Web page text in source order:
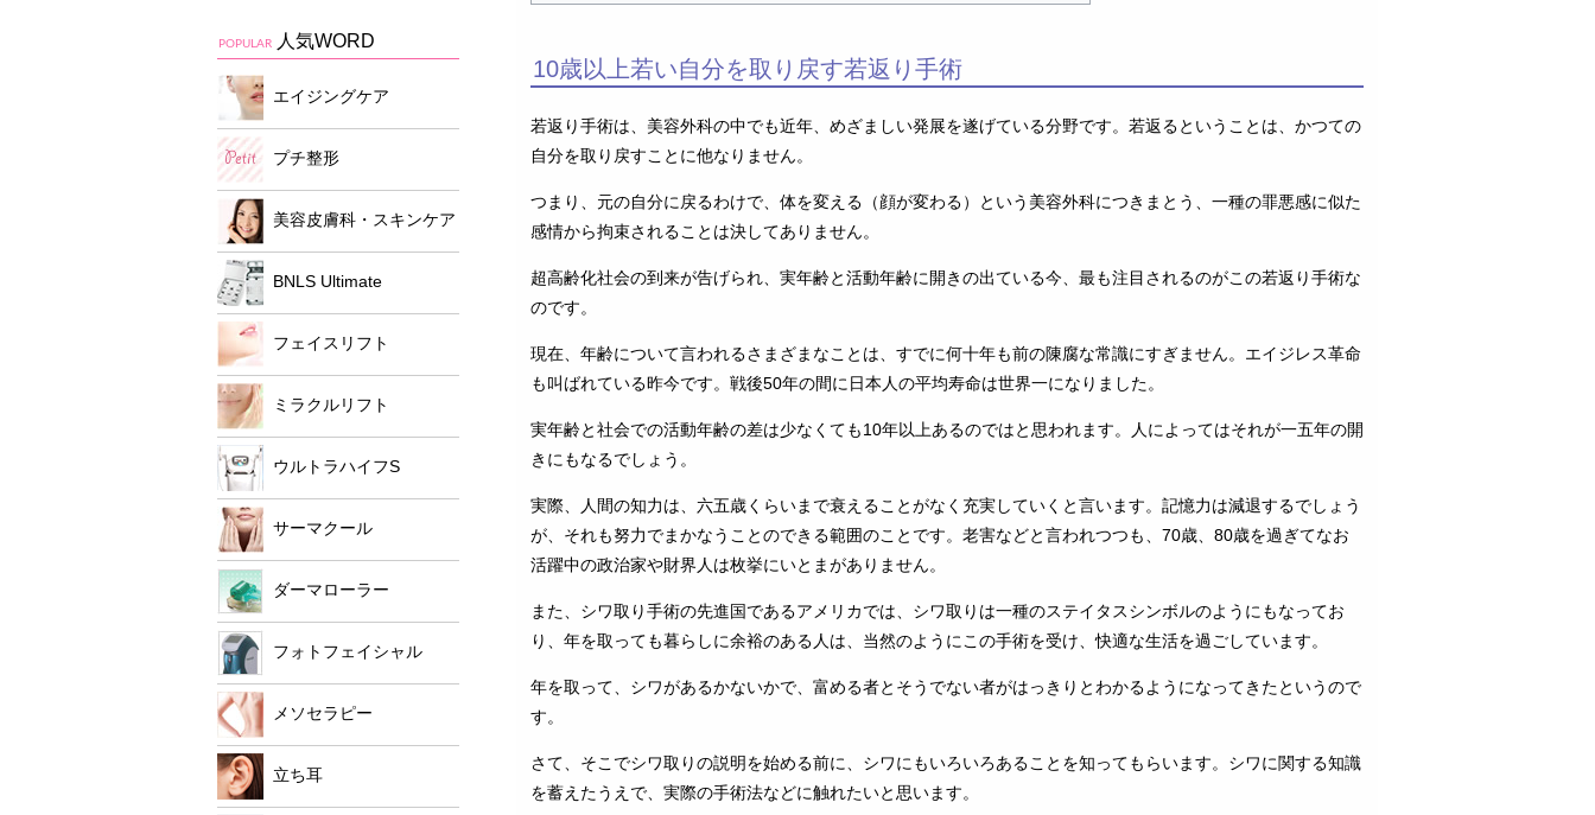
10歳以上若い自分を取り戻す若返り手術
若返り手術は、美容外科の中でも近年、めざましい発展を遂げている分野です。若返るということは、かつての
自分を取り戻すことに他なりません。
つまり、元の自分に戻るわけで、体を変える（顔が変わる）という美容外科につきまとう、一種の罪悪感に似た
感情から拘束されることは決してありません。
超高齢化社会の到来が告げられ、実年齢と活動年齢に開きの出ている今、最も注目されるのがこの若返り手術な
のです。
現在、年齢について言われるさまざまなことは、すでに何十年も前の陳腐な常識にすぎません。エイジレス革命
も叫ばれている昨今です。戦後50年の間に日本人の平均寿命は世界一になりました。
実年齢と社会での活動年齢の差は少なくても10年以上あるのではと思われます。人によってはそれが一五年の開
きにもなるでしょう。
実際、人間の知力は、六五歳くらいまで衰えることがなく充実していくと言います。記憶力は減退するでしょう
が、それも努力でまかなうことのできる範囲のことです。老害などと言われつつも、70歳、80歳を過ぎてなお
活躍中の政治家や財界人は枚挙にいとまがありません。
また、シワ取り手術の先進国であるアメリカでは、シワ取りは一種のステイタスシンボルのようにもなってお
り、年を取っても暮らしに余裕のある人は、当然のようにこの手術を受け、快適な生活を過ごしています。
年を取って、シワがあるかないかで、富める者とそうでない者がはっきりとわかるようになってきたというので
す。
さて、そこでシワ取りの説明を始める前に、シワにもいろいろあることを知ってもらいます。シワに関する知識
を蓄えたうえで、実際の手術法などに触れたいと思います。
POPULAR 人気WORD
エイジングケア
プチ整形
美容皮膚科・スキンケア
BNLS Ultimate
フェイスリフト
ミラクルリフト
ウルトラハイフS
サーマクール
ダーマローラー
フォトフェイシャル
メソセラピー
立ち耳